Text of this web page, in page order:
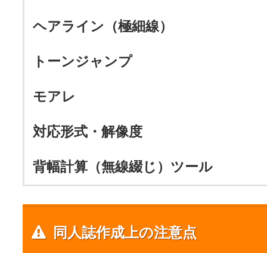
ヘアライン（極細線）
トーンジャンプ
モアレ
対応形式・解像度
背幅計算（無線綴じ）ツール
同人誌作成上の注意点